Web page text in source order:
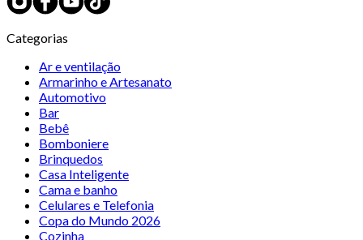
Categorias
Ar e ventilação
Armarinho e Artesanato
Automotivo
Bar
Bebê
Bomboniere
Brinquedos
Casa Inteligente
Cama e banho
Celulares e Telefonia
Copa do Mundo 2026
Cozinha